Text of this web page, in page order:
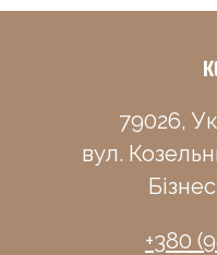
79026,
вул.
+380